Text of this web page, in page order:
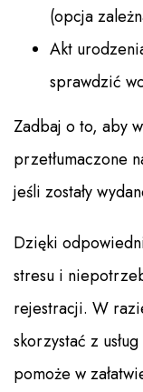
(opcja
Akt
sprawdzić
Zadbaj o to, aby
przetłumaczone
jeśli zostały
Dzięki
stresu i
rejestracji. W
skorzystać z
pomoże w